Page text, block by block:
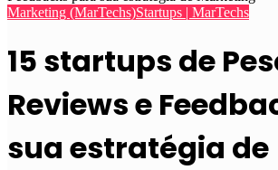
Marketing (MarTechs)Startups | MarTechs
15 startups de
Reviews e
sua estratégia de